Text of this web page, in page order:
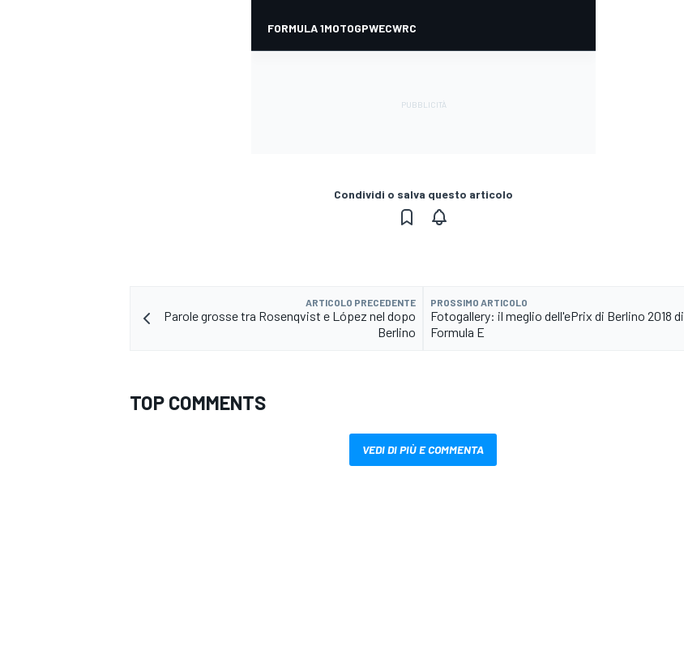
Condividi o salva questo articolo
ARTICOLO PRECEDENTE
Parole grosse tra Rosenqvist e López nel dopo
Berlino
PROSSIMO ARTICOLO
Fotogallery: il meglio dell'ePrix di Berlino 2018 di
Formula E
TOP COMMENTS
VEDI DI PIÙ E COMMENTA